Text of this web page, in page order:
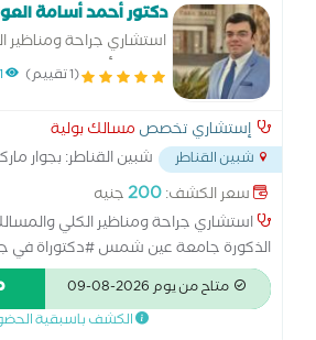
دكتور أحمد أسامة
استشاري جراحة ومناظير
البوليه وأمراض
(1 تقييم)
إستشاري تخصص مسالك بولية
شبين القناطر
شبين القناطر: بجوار
عمارة التوفيق للمستلزمات الطبية
سعر الكشف:200جنيه
استشاري جراحة ومناظير الكلي
الذكورة جامعة عين شمس #دكتوراة في
والمسالك البوليه وأمراض الذكورة ومنظار
جامعة عين شمس. # متخصص في علاج
والبروستاتا والمثانة البوليه والخصيتين
متاح من يوم 2026-08-09
الكشف باسبقية